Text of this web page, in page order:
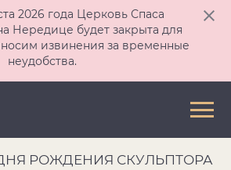
2026 года Церковь Спаса
Нередице будет закрыта для
извинения за временные
неудобства.
ДНЯ РОЖДЕНИЯ СКУЛЬПТОРА